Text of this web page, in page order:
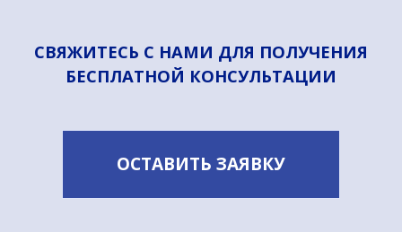
СВЯЖИТЕСЬ С НАМИ ДЛЯ ПОЛУЧЕНИЯ
БЕСПЛАТНОЙ КОНСУЛЬТАЦИИ
ОСТАВИТЬ ЗАЯВКУ